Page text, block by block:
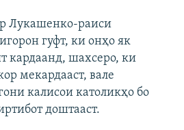
Лукашенко-раиси
гуфт, ки онҳо як
кардаанд, шахсеро, ки
мекардааст, вале
калисои католикҳо бо
доштааст.